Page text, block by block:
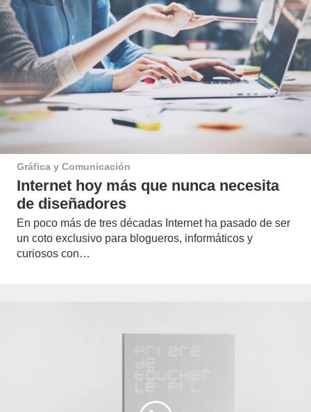
Gráfica y Comunicación
Internet hoy más que nunca necesita
de diseñadores
En poco más de tres décadas Internet ha pasado de ser
un coto exclusivo para blogueros, informáticos y
curiosos con…